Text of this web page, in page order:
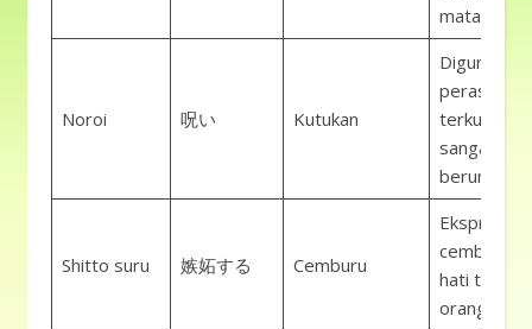
mata
Noroi 呪い Kutukan
Digunakan
perasaan
terkutuk
sangat
beruntung.
Shitto suru 嫉妬する Cemburu
Ekspresi
cemburu
hati
orang lain.